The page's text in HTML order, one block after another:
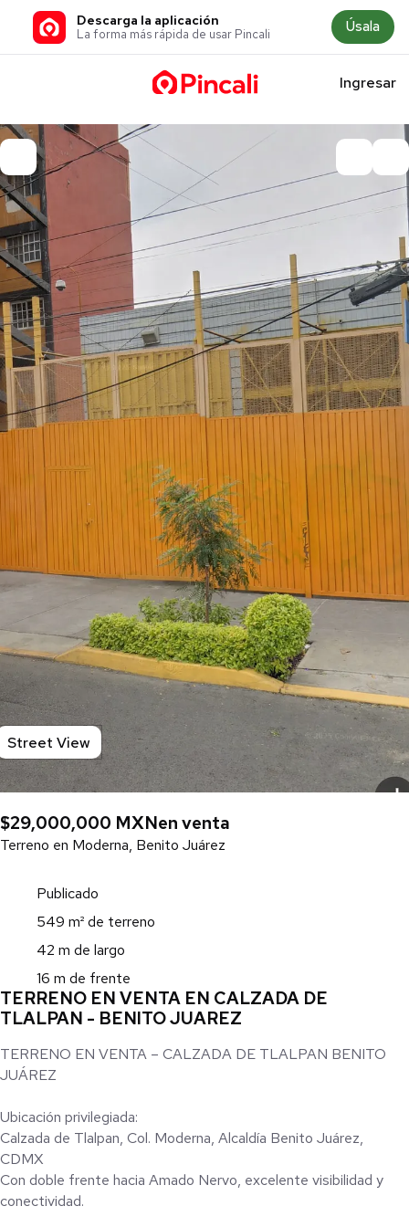
Descarga la aplicación
La forma más rápida de usar Pincali Úsala
Ingresar
Street View
$29,000,000 MXNen venta
Terreno en Moderna, Benito Juárez
Publicado
549 m² de terreno
42 m de largo
16 m de frente
TERRENO EN VENTA EN CALZADA DE
TLALPAN - BENITO JUAREZ
TERRENO EN VENTA – CALZADA DE TLALPAN BENITO
JUÁREZ
Ubicación privilegiada:
Calzada de Tlalpan, Col. Moderna, Alcaldía Benito Juárez,
CDMX
Con doble frente hacia Amado Nervo, excelente visibilidad y
conectividad.